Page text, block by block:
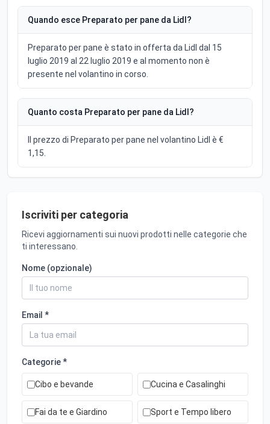
Quando esce Preparato per pane da Lidl?
Preparato per pane è stato in offerta da Lidl dal 15
luglio 2019 al 22 luglio 2019 e al momento non è
presente nel volantino in corso.
Quanto costa Preparato per pane da Lidl?
Il prezzo di Preparato per pane nel volantino Lidl è €
1,15.
Iscriviti per categoria
Ricevi aggiornamenti sui nuovi prodotti nelle categorie che
ti interessano.
Nome (opzionale)
Email *
Categorie *
Cibo e bevande Cucina e Casalinghi
Fai da te e Giardino Sport e Tempo libero